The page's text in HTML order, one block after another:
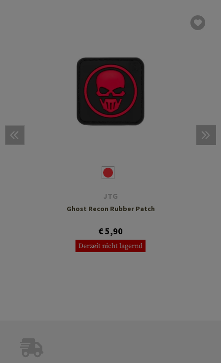
JTG
Ghost Recon Rubber Patch
€ 5,90
Derzeit nicht lagernd